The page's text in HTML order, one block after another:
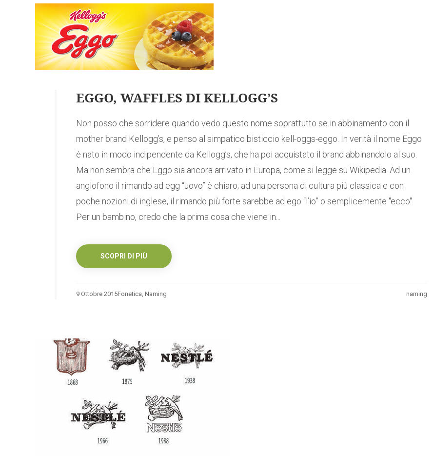
EGGO, WAFFLES DI KELLOGG’S
Non posso che sorridere quando vedo questo nome soprattutto se in abbinamento con il
mother brand Kellogg’s, e penso al simpatico bisticcio kell-oggs-eggo. In verità il nome Eggo
è nato in modo indipendente da Kellogg’s, che ha poi acquistato il brand abbinandolo al suo.
Ma non sembra che Eggo sia ancora arrivato in Europa, come si legge su Wikipedia. Ad un
anglofono il rimando ad egg “uovo” è chiaro; ad una persona di cultura più classica e con
poche nozioni di inglese, il rimando più forte sarebbe ad ego “l’io” o semplicemente "ecco".
Per un bambino, credo che la prima cosa che viene in...
SCOPRI DI PIÙ
9 Ottobre 2015 naming
Fonetica, Naming